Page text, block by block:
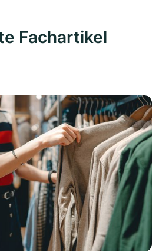
Fachartikel